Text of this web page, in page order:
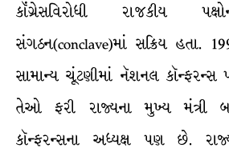
કૉંગ્રેસવિરોધી રાજકીય
સંગઠન(conclave)માં સક્રિય હતા.
સામાન્ય ચૂંટણીમાં નૅશનલ કૉન્ફરન્સ
તેઓ ફરી રાજ્યના મુખ્ય મંત્રી
કૉન્ફરન્સના અધ્યક્ષ પણ છે.